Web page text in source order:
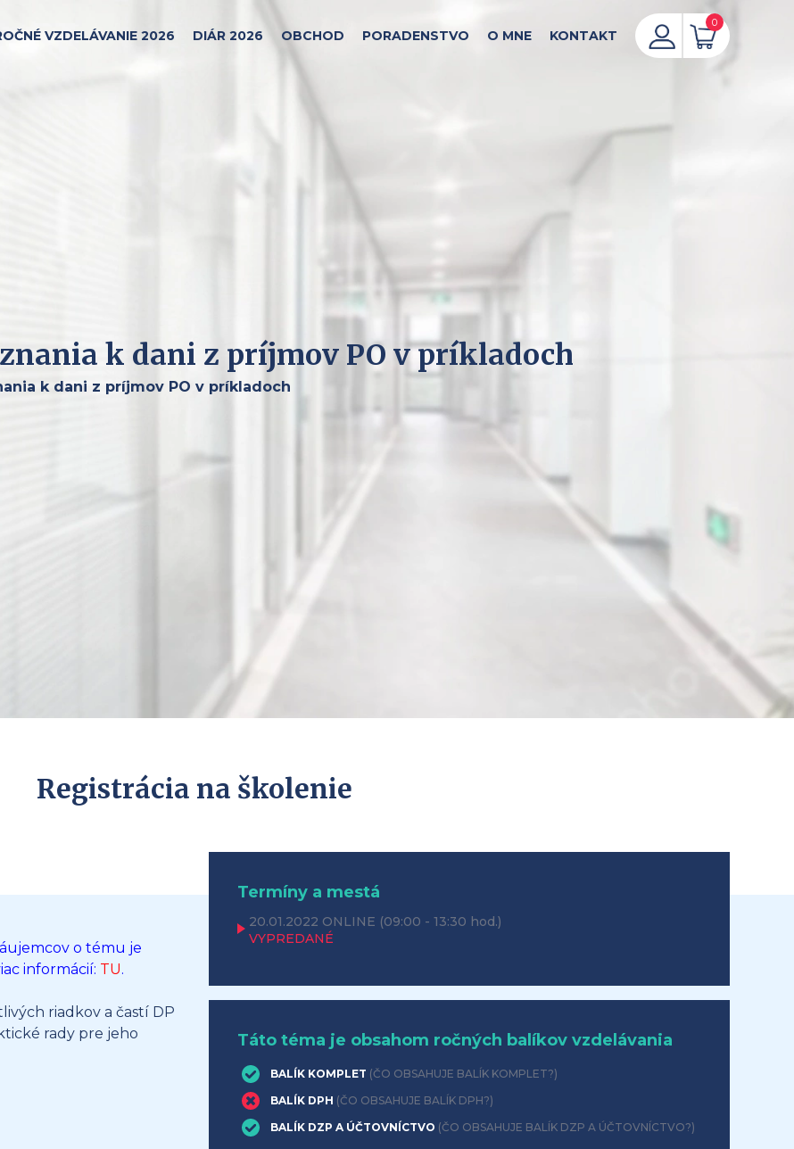
VZDELÁVANIE 2026 DIÁR 2026 OBCHOD PORADENSTVO O MNE KONTAKT
0
k dani z príjmov PO v príkladoch
k dani z príjmov PO v príkladoch
Registrácia na školenie
o tému je
informácií: TU.
riadkov a častí DP
rady pre jeho
Termíny a mestá
20.01.2022 ONLINE (09:00 - 13:30 hod.)
VYPREDANÉ
Táto téma je obsahom ročných balíkov vzdelávania
BALÍK KOMPLET (ČO OBSAHUJE BALÍK KOMPLET?)
BALÍK DPH (ČO OBSAHUJE BALÍK DPH?)
BALÍK DZP A ÚČTOVNÍCTVO (ČO OBSAHUJE BALÍK DZP A ÚČTOVNÍCTVO?)